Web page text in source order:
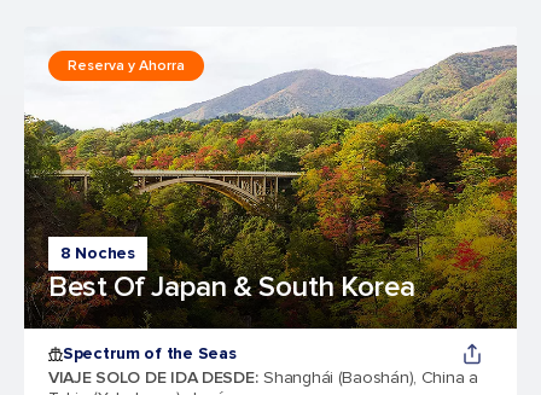
8 Noches
Best Of Japan & South Korea
Reserva y Ahorra
Spectrum of the Seas
VIAJE SOLO DE IDA DESDE: Shanghái (Baoshán), China a